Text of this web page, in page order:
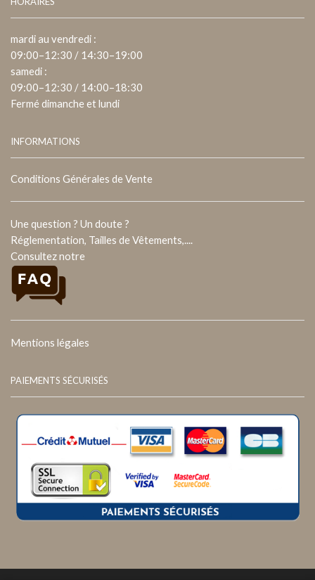
mardi au vendredi :
09:00–12:30 / 14:30–19:00
samedi :
09:00–12:30 / 14:00–18:30
Fermé dimanche et lundi
INFORMATIONS
Conditions Générales de Vente
Une question ? Un doute ?
Réglementation, Tailles de Vêtements,....
Consultez notre
Mentions légales
PAIEMENTS SÉCURISÉS